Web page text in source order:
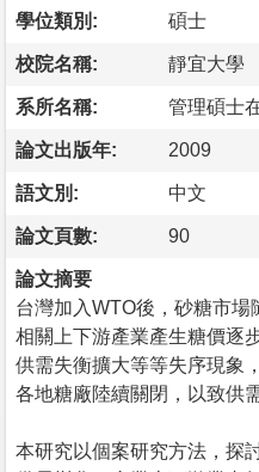
學位類別: 碩士
校院名稱: 靜宜大學
系所名稱: 管理碩士
論文出版年: 2009
語文別: 中文
論文頁數: 90
論文摘要
台灣加入WTO後，砂糖市
相關上下游產業產生糖價逐
供需失衡擴大等等失序現象
各地糖廠陸續關閉，以致供
本研究以個案研究方法，探